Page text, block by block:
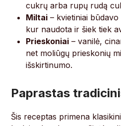
cukrų arba rupų rudą
Miltai – kvietiniai
kur naudota ir šiek tiek
Prieskoniai – vanilė,
net moliūgų prieskonių
išskirtinumo.
Paprastas
Šis receptas primena